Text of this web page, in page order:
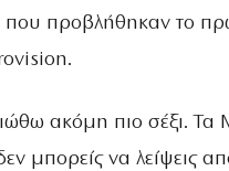
που προβλήθηκαν το
ακόμη πιο σέξι. Τα
μπορείς να λείψεις